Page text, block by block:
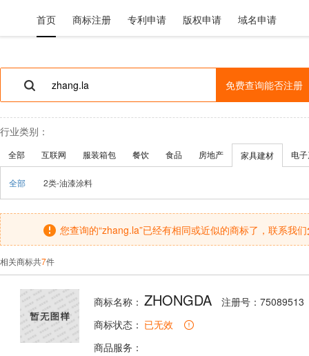
首页 商标注册 专利申请 版权申请 域名申请
免费查询能否注册
行业类别：
全部 互联网 服装箱包 餐饮 食品 房地产 家具建材 电
全部 2类-油漆涂料
您查询的“zhang.la”已经有相同或近似的商标了，联系我们
相关商标共7件
商标名称： ZHONGDA
注册号：75089513
商标状态： 已无效
商品服务：